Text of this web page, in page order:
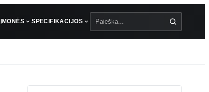
ĮMONĖS SPECIFIKACIJOS